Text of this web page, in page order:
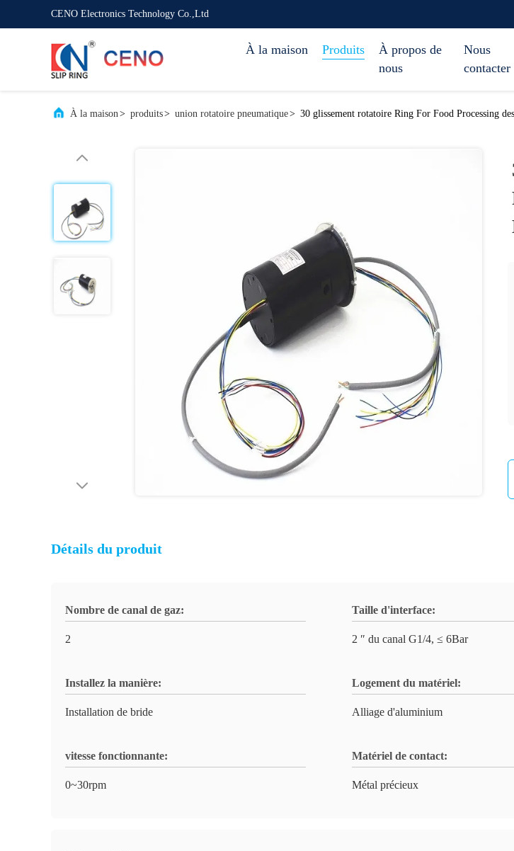
CENO Electronics Technology Co.,Ltd
À la maison Produits
À propos de
nous
Nous
contacter
À la maison> produits> union rotatoire pneumatique> 30 glissement rotatoire Ring For Food Processing
Détails du produit
Nombre de canal de gaz:
2
Taille d'interface:
2 ″ du canal G1/4, ≤ 6Bar
Installez la manière:
Installation de bride
Logement du matériel:
Alliage d'aluminium
vitesse fonctionnante:
0~30rpm
Matériel de contact:
Métal précieux